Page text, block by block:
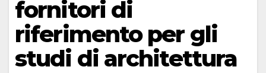
fornitori di
riferimento per gli
studi di architettura